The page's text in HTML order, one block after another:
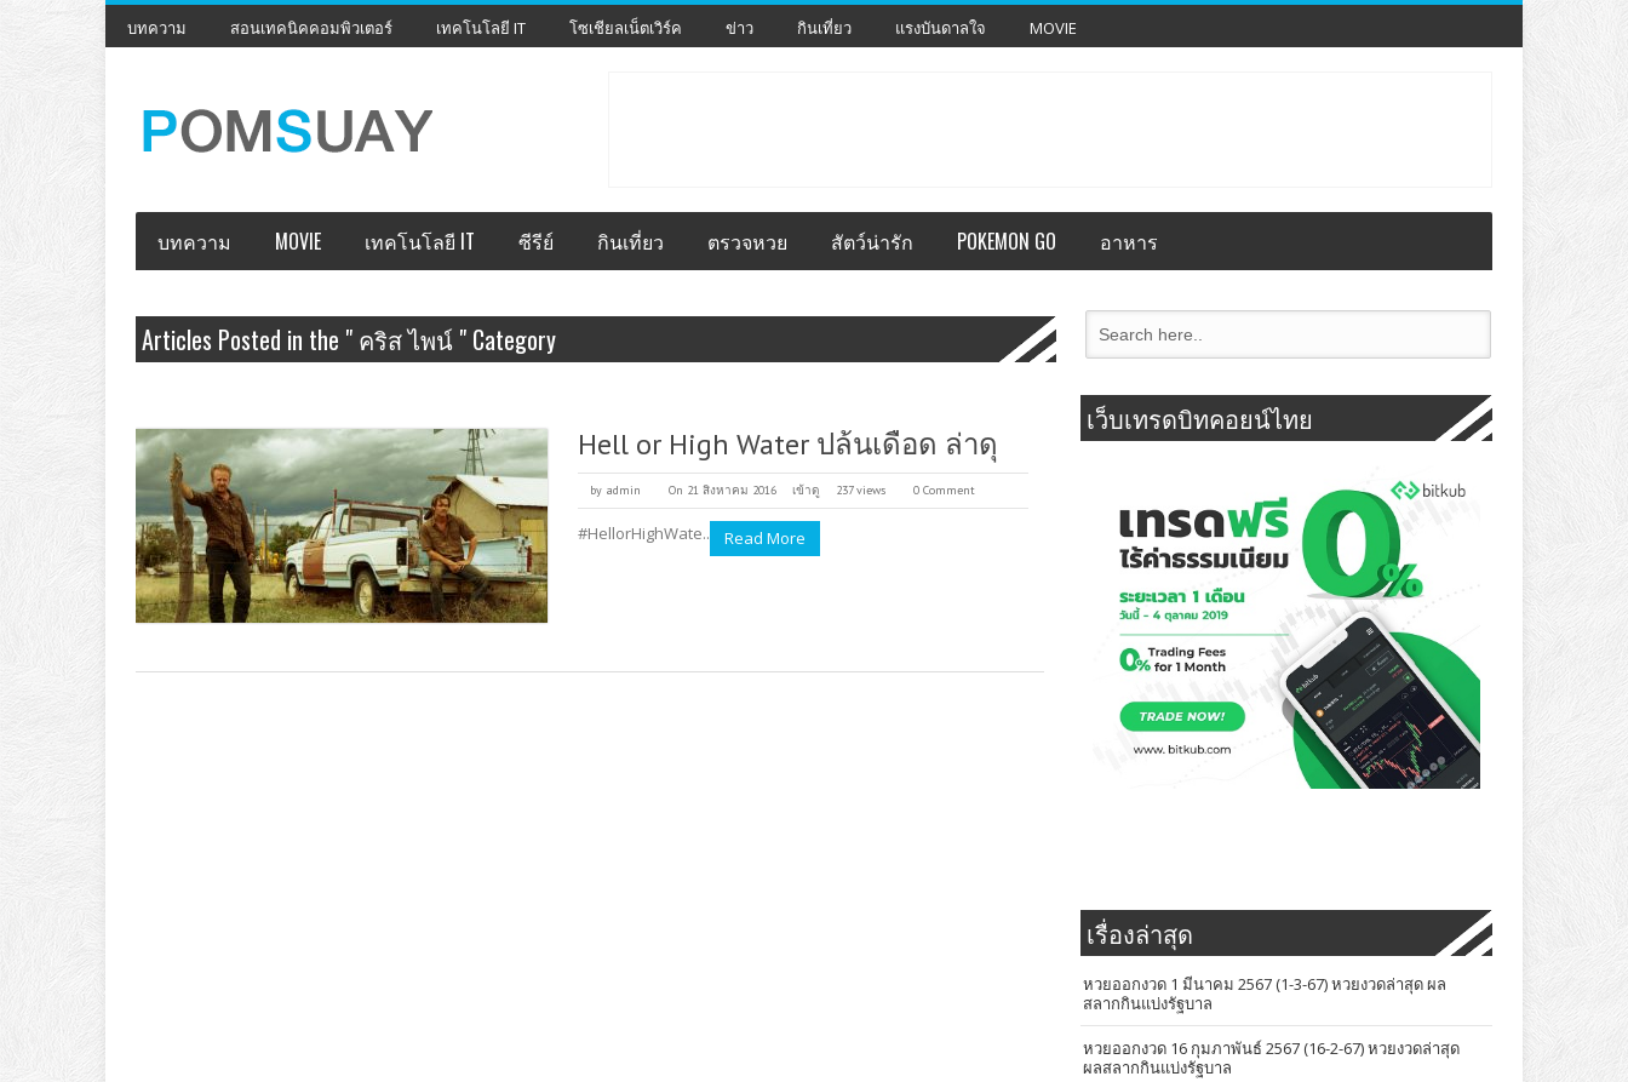
บทความ สอนเทคนิคคอมพิวเตอร์ เทคโนโลยี IT โซเชียลเน็ตเวิร์ค ข่าว กินเที่ยว แรงบันดาลใจ MOVIE
บทความ MOVIE เทคโนโลยี IT ซีรีย์ กินเที่ยว ตรวจหวย สัตว์น่ารัก POKEMON GO อาหาร
Articles Posted in the " คริส ไพน์ " Category
Hell or High Water ปล้นเดือด ล่าดุ
by admin On 21 สิงหาคม 2016 เข้าดู 237 views 0 Comment
#HellorHighWate.. Read More
เว็บเทรดบิทคอยน์ไทย
เรื่องล่าสุด
หวยออกงวด 1 มีนาคม 2567 (1-3-67) หวยงวดล่าสุด ผล
สลากกินแบ่งรัฐบาล
หวยออกงวด 16 กุมภาพันธ์ 2567 (16-2-67) หวยงวดล่าสุด
ผลสลากกินแบ่งรัฐบาล